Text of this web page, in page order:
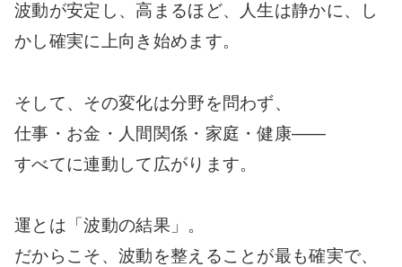
波動が安定し、高まるほど、人生は静かに、し
かし確実に上向き始めます。
そして、その変化は分野を問わず、
仕事・お金・人間関係・家庭・健康――
すべてに連動して広がります。
運とは「波動の結果」。
だからこそ、波動を整えることが最も確実で、